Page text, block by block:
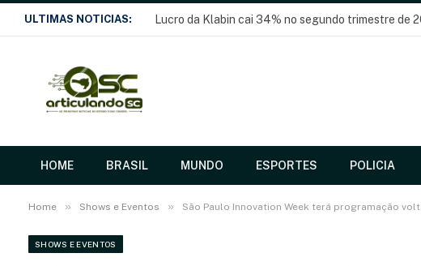
ULTIMAS NOTICIAS: Lucro da Klabin cai 34% no segundo trimestre de
HOME BRASIL MUNDO ESPORTES POLICIA
Home » Shows e Eventos » São Paulo Innovation Week terá programação
SHOWS E EVENTOS